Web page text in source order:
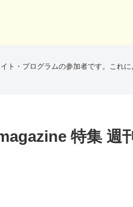
ト・プログラムの参加者です。これ
特集 週